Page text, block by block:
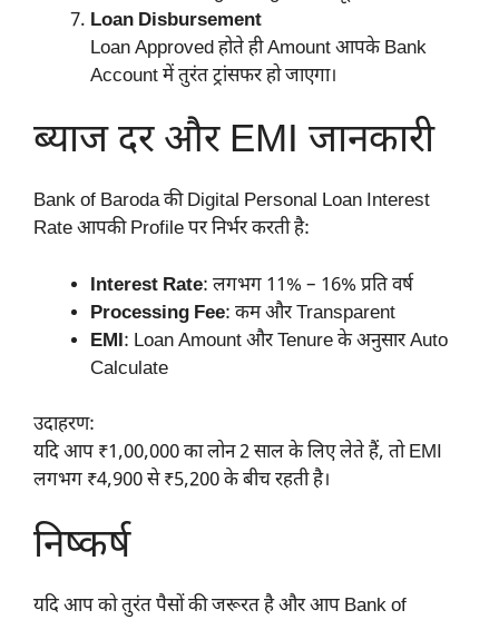
Loan Disbursement
Loan Approved होते ही Amount आपके Bank
Account में तुरंत ट्रांसफर हो जाएगा।
ब्याज दर और EMI जानकारी
Bank of Baroda की Digital Personal Loan Interest
Rate आपकी Profile पर निर्भर करती है:
Interest Rate: लगभग 11% – 16% प्रति वर्ष
Processing Fee: कम और Transparent
EMI: Loan Amount और Tenure के अनुसार Auto
Calculate
उदाहरण:
यदि आप ₹1,00,000 का लोन 2 साल के लिए लेते हैं, तो EMI
लगभग ₹4,900 से ₹5,200 के बीच रहती है।
निष्कर्ष
यदि आप को तुरंत पैसों की जरूरत है और आप Bank of